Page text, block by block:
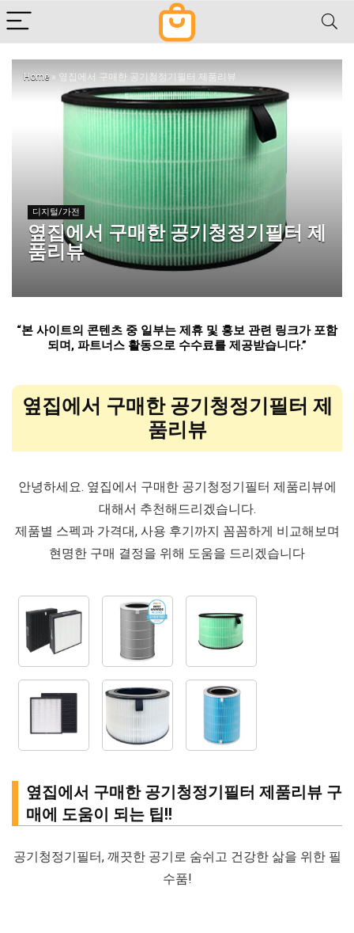
Home » 옆집에서 구매한 공기청정기필터 제품리뷰
디지털/가전
옆집에서 구매한 공기청정기필터 제
품리뷰
“본 사이트의 콘텐츠 중 일부는 제휴 및 홍보 관련 링크가 포함
되며, 파트너스 활동으로 수수료를 제공받습니다.”
옆집에서 구매한 공기청정기필터 제
품리뷰
안녕하세요. 옆집에서 구매한 공기청정기필터 제품리뷰에
대해서 추천해드리겠습니다.
제품별 스펙과 가격대, 사용 후기까지 꼼꼼하게 비교해보며
현명한 구매 결정을 위해 도움을 드리겠습니다
옆집에서 구매한 공기청정기필터 제품리뷰 구
매에 도움이 되는 팁!!
공기청정기필터, 깨끗한 공기로 숨쉬고 건강한 삶을 위한 필
수품!